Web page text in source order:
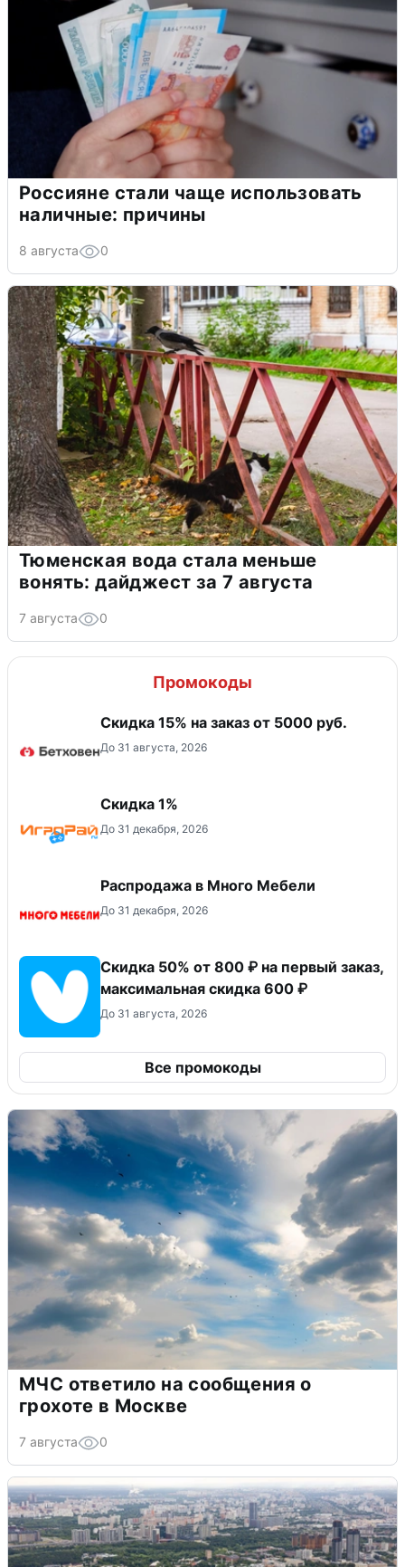
Россияне стали чаще использовать
наличные: причины
8 августа 0
Тюменская вода стала меньше
вонять: дайджест за 7 августа
7 августа 0
Промокоды
Скидка 15% на заказ от 5000 руб.
До 31 августа, 2026
Скидка 1%
До 31 декабря, 2026
Распродажа в Много Мебели
До 31 декабря, 2026
Скидка 50% от 800 ₽ на первый заказ,
максимальная скидка 600 ₽
До 31 августа, 2026
Все промокоды
МЧС ответило на сообщения о
грохоте в Москве
7 августа 0